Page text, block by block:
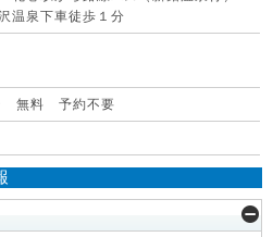
温泉下車徒歩１分
無料 予約不要